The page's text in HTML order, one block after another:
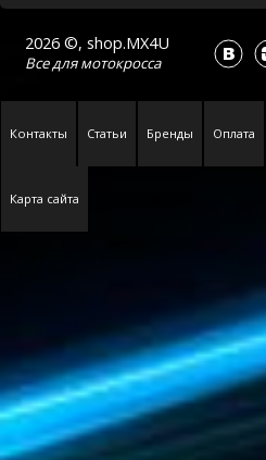
2026 ©, shop.MX4U
Все длямотокросса
Контакты Статьи Бренды Оплата
Карта сайта